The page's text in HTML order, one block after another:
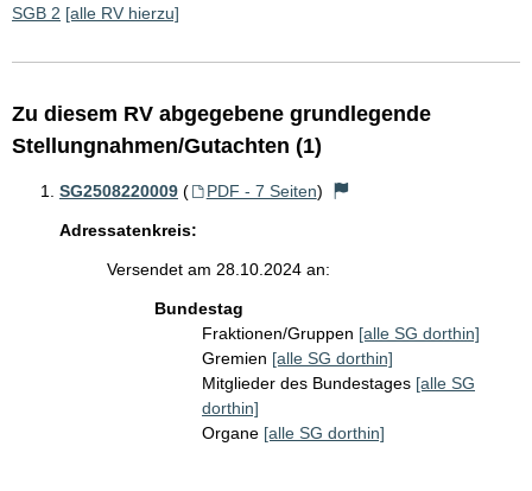
SGB 2 [alle RV hierzu]
Zu diesem RV abgegebene grundlegende
Stellungnahmen/Gutachten (1)
SG2508220009 ( PDF - 7 Seiten)
Adressatenkreis:
Versendet am 28.10.2024 an:
Bundestag
Fraktionen/Gruppen [alle SG dorthin]
Gremien [alle SG dorthin]
Mitglieder des Bundestages [alle SG
dorthin]
Organe [alle SG dorthin]